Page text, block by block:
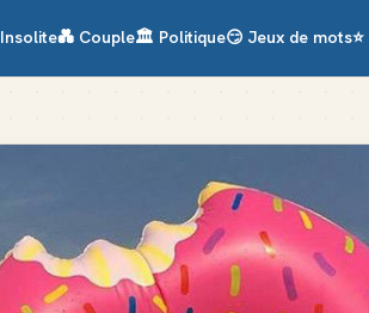
Insolite💑 Couple🏛️ Politique😏 Jeux de mots⭐